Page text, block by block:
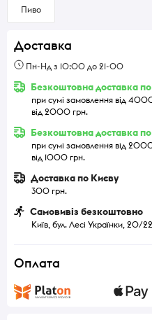
Пиво
Доставка
Пн-Нд з 10:00 до 21-00
Безкоштовна доставка
при сумі замовлення від
від 2000 грн.
Безкоштовна доставка
при сумі замовлення від
від 1000 грн.
Доставка по Києву
300 грн.
Самовивіз безкоштовно
Київ, бул. Лесі Українки, 20/
Оплата